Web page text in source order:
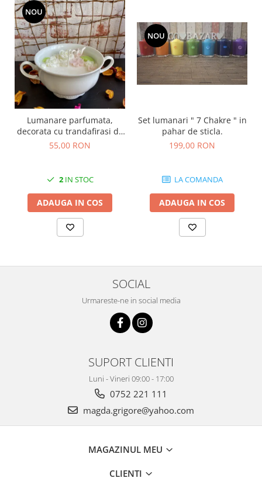
NOU
Lumanare parfumata,
decorata cu trandafirasi de
ceara albi, in recipient
55,00 RON
2IN STOC
ADAUGA IN COS
NOU
Set lumanari " 7 Chakre " in
pahar de sticla.
199,00 RON
LA COMANDA
ADAUGA IN COS
SOCIAL
Urmareste-ne in social media
SUPORT CLIENTI
Luni - Vineri 09:00 - 17:00
0752 221 111
magda.grigore@yahoo.com
MAGAZINUL MEU
CLIENTI